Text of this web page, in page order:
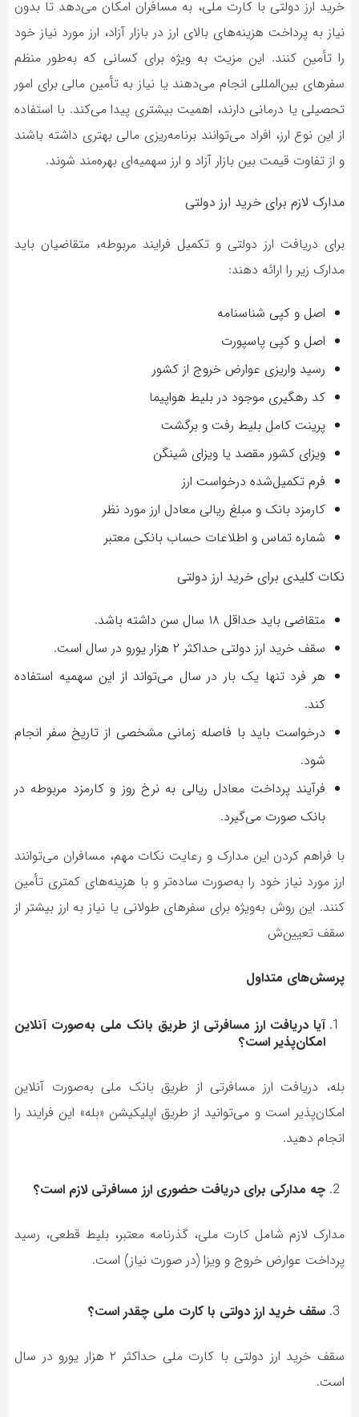
خرید ارز دولتی با کارت ملی، به مسافران امکان می‌دهد تا بدون
نیاز به پرداخت هزینه‌های بالای ارز در بازار آزاد، ارز مورد نیاز خود
را تأمین کنند. این مزیت به ویژه برای کسانی که به‌طور منظم
سفرهای بین‌المللی انجام می‌دهند یا نیاز به تأمین مالی برای امور
تحصیلی یا درمانی دارند، اهمیت بیشتری پیدا می‌کند. با استفاده
از این نوع ارز، افراد می‌توانند برنامه‌ریزی مالی بهتری داشته باشند
و از تفاوت قیمت بین بازار آزاد و ارز سهمیه‌ای بهره‌مند شوند.
مدارک لازم برای خرید ارز دولتی
برای دریافت ارز دولتی و تکمیل فرایند مربوطه، متقاضیان باید
مدارک زیر را ارائه دهند:
اصل و کپی شناسنامه
اصل و کپی پاسپورت
رسید واریزی عوارض خروج از کشور
کد رهگیری موجود در بلیط هواپیما
پرینت کامل بلیط رفت و برگشت
ویزای کشور مقصد یا ویزای شینگن
فرم تکمیل‌شده درخواست ارز
کارمزد بانک و مبلغ ریالی معادل ارز مورد نظر
شماره تماس و اطلاعات حساب بانکی معتبر
نکات کلیدی برای خرید ارز دولتی
متقاضی باید حداقل ۱۸ سال سن داشته باشد.
سقف خرید ارز دولتی حداکثر ۲ هزار یورو در سال است.
هر فرد تنها یک بار در سال می‌تواند از این سهمیه استفاده
کند.
درخواست باید با فاصله زمانی مشخصی از تاریخ سفر انجام
شود.
فرآیند پرداخت معادل ریالی به نرخ روز و کارمزد مربوطه در
بانک صورت می‌گیرد.
با فراهم کردن این مدارک و رعایت نکات مهم، مسافران می‌توانند
ارز مورد نیاز خود را به‌صورت ساده‌تر و با هزینه‌های کمتری تأمین
کنند. این روش به‌ویژه برای سفرهای طولانی یا نیاز به ارز بیشتر از
سقف تعیین‌ش
پرسش‌های متداول
آیا دریافت ارز مسافرتی از طریق بانک ملی به‌صورت آنلاین
امکان‌پذیر است؟
بله، دریافت ارز مسافرتی از طریق بانک ملی به‌صورت آنلاین
امکان‌پذیر است و می‌توانید از طریق اپلیکیشن «بله» این فرایند را
انجام دهید.
چه مدارکی برای دریافت حضوری ارز مسافرتی لازم است؟
مدارک لازم شامل کارت ملی، گذرنامه معتبر، بلیط قطعی، رسید
پرداخت عوارض خروج و ویزا (در صورت نیاز) است.
سقف خرید ارز دولتی با کارت ملی چقدر است؟
سقف خرید ارز دولتی با کارت ملی حداکثر ۲ هزار یورو در سال
است.